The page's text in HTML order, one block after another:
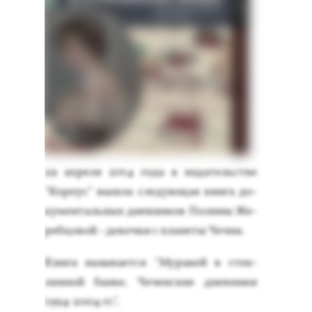
29 ап­ре­ля 2014 го­да в из­да­тель­стве
"Кор­пус" выш­ла сле­ду­ющая кни­га до­
кумен­таль­ных днев­ни­ков По­лины Же­
реб­цо­вой - де­воч­ки с пла­неты Чеч­ня.
Кни­га на­зыва­ет­ся "Му­равей в стек­
лянной бан­ке. Че­чен­ские днев­ни­ки
1994-2004 гг.".